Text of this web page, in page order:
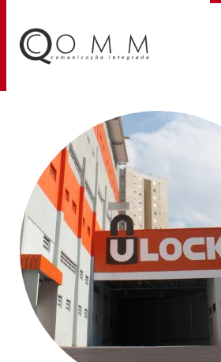
QCOMM DIGITAL
SOLUÇÕES INTEGRADAS
CASES
BLOG
CONTATO